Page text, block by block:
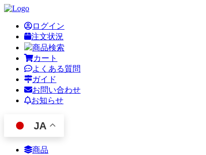
ログイン
注文状況
商品検索
カート
よくある質問
ガイド
お問い合わせ
お知らせ
JA
商品